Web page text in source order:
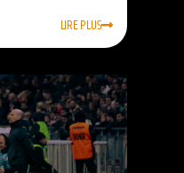
LIRE PLUS